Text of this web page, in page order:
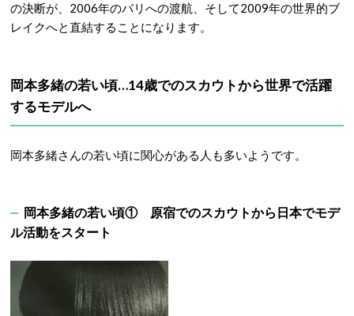
の決断が、2006年のパリへの渡航、そして2009年の世界的ブ
レイクへと直結することになります。
岡本多緒の若い頃…14歳でのスカウトから世界で活躍
するモデルへ
岡本多緒さんの若い頃に関心がある人も多いようです。
岡本多緒の若い頃① 原宿でのスカウトから日本でモデ
ル活動をスタート